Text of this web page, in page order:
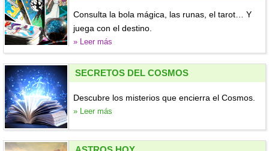
Consulta la bola mágica, las runas, el tarot… Y
juega con el destino.
» Leer más
SECRETOS DEL COSMOS
Descubre los misterios que encierra el Cosmos.
» Leer más